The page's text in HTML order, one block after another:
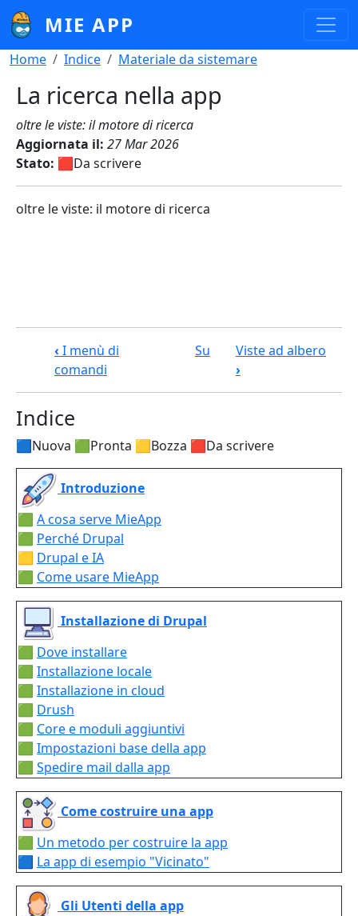
Salta al contenuto principale
MIE APP
Briciole di pane
Home Indice Materiale da sistemare
Indice
🟦Nuova 🟩Pronta 🟨Bozza 🟥Da scrivere
Introduzione
🟩 A cosa serve MieApp
🟩 Perché Drupal
🟨 Drupal e IA
🟩 Come usare MieApp
Installazione di Drupal
🟩 Dove installare
🟩 Installazione locale
🟩 Installazione in cloud
🟩 Drush
🟩 Core e moduli aggiuntivi
🟩 Impostazioni base della app
🟩 Spedire mail dalla app
Come costruire una app
🟩 Un metodo per costruire la app
🟦 La app di esempio "Vicinato"
Gli Utenti della app
La ricerca nella app
oltre le viste: il motore di ricerca
Aggiornata il: 27 Mar 2026
Stato: 🟥Da scrivere
oltre le viste: il motore di ricerca
Link di attraversamento del book
‹ I menù di
comandi
Su
Viste ad albero
›